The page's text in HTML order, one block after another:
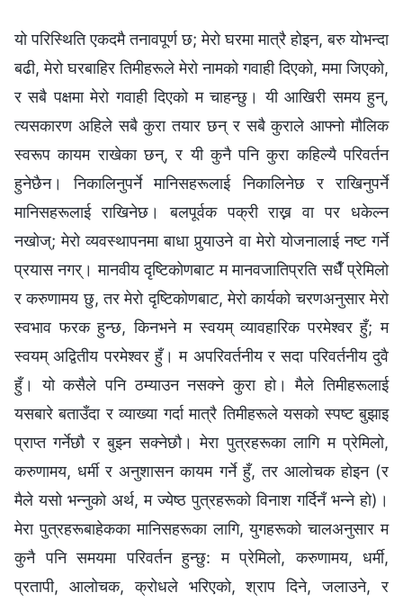
यो परिस्थिति एकदमै तनावपूर्ण छ; मेरो घरमा मात्रै होइन, बरु योभन्दा
बढी, मेरो घरबाहिर तिमीहरूले मेरो नामको गवाही दिएको, ममा जिएको,
र सबै पक्षमा मेरो गवाही दिएको म चाहन्छु। यी आखिरी समय हुन्,
त्यसकारण अहिले सबै कुरा तयार छन् र सबै कुराले आफ्नो मौलिक
स्वरूप कायम राखेका छन्, र यी कुनै पनि कुरा कहिल्यै परिवर्तन
हुनेछैन। निकालिनुपर्ने मानिसहरूलाई निकालिनेछ र राखिनुपर्ने
मानिसहरूलाई राखिनेछ। बलपूर्वक पक्री राख्न वा पर धकेल्न
नखोज्; मेरो व्यवस्थापनमा बाधा पुर्‍याउने वा मेरो योजनालाई नष्ट गर्ने
प्रयास नगर्। मानवीय दृष्टिकोणबाट म मानवजातिप्रति सधैँ प्रेमिलो
र करुणामय छु, तर मेरो दृष्टिकोणबाट, मेरो कार्यको चरणअनुसार मेरो
स्वभाव फरक हुन्छ, किनभने म स्‍वयम्‌ व्यावहारिक परमेश्‍वर हुँ; म
स्वयम् अद्वितीय परमेश्‍वर हुँ। म अपरिवर्तनीय र सदा परिवर्तनीय दुवै
हुँ। यो कसैले पनि ठम्याउन नसक्ने कुरा हो। मैले तिमीहरूलाई
यसबारे बताउँदा र व्याख्या गर्दा मात्रै तिमीहरूले यसको स्पष्‍ट बुझाइ
प्राप्त गर्नेछौ र बुझ्न सक्नेछौ। मेरा पुत्रहरूका लागि म प्रेमिलो,
करुणामय, धर्मी र अनुशासन कायम गर्ने हुँ, तर आलोचक होइन (र
मैले यसो भन्नुको अर्थ, म ज्येष्ठ पुत्रहरूको विनाश गर्दिनँ भन्‍ने हो)।
मेरा पुत्रहरूबाहेकका मानिसहरूका लागि, युगहरूको चालअनुसार म
कुनै पनि समयमा परिवर्तन हुन्छु: म प्रेमिलो, करुणामय, धर्मी,
प्रतापी, आलोचक, क्रोधले भरिएको, श्राप दिने, जलाउने, र